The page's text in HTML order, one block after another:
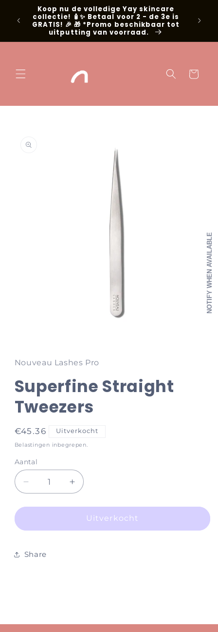
Meteen naar
de content
Koop nu de volledige Yay skincare
collectie! 🧴✨ Betaal voor 2 - de 3e is
GRATIS! 🎉 🎁 *Promo beschikbaar tot
uitputting van voorraad.
in
modaal
Nouveau Lashes Pro
Superfine Straight
Tweezers
Normale
prijs
€45.36 Uitverkocht
Belastingen inbegrepen.
Aantal
Aantal
verlagen
voor
Straight
Aantal
verhogen
voor
Superfine
Straight
Uitverkocht
Share
NOTIFY WHEN AVAILABLE